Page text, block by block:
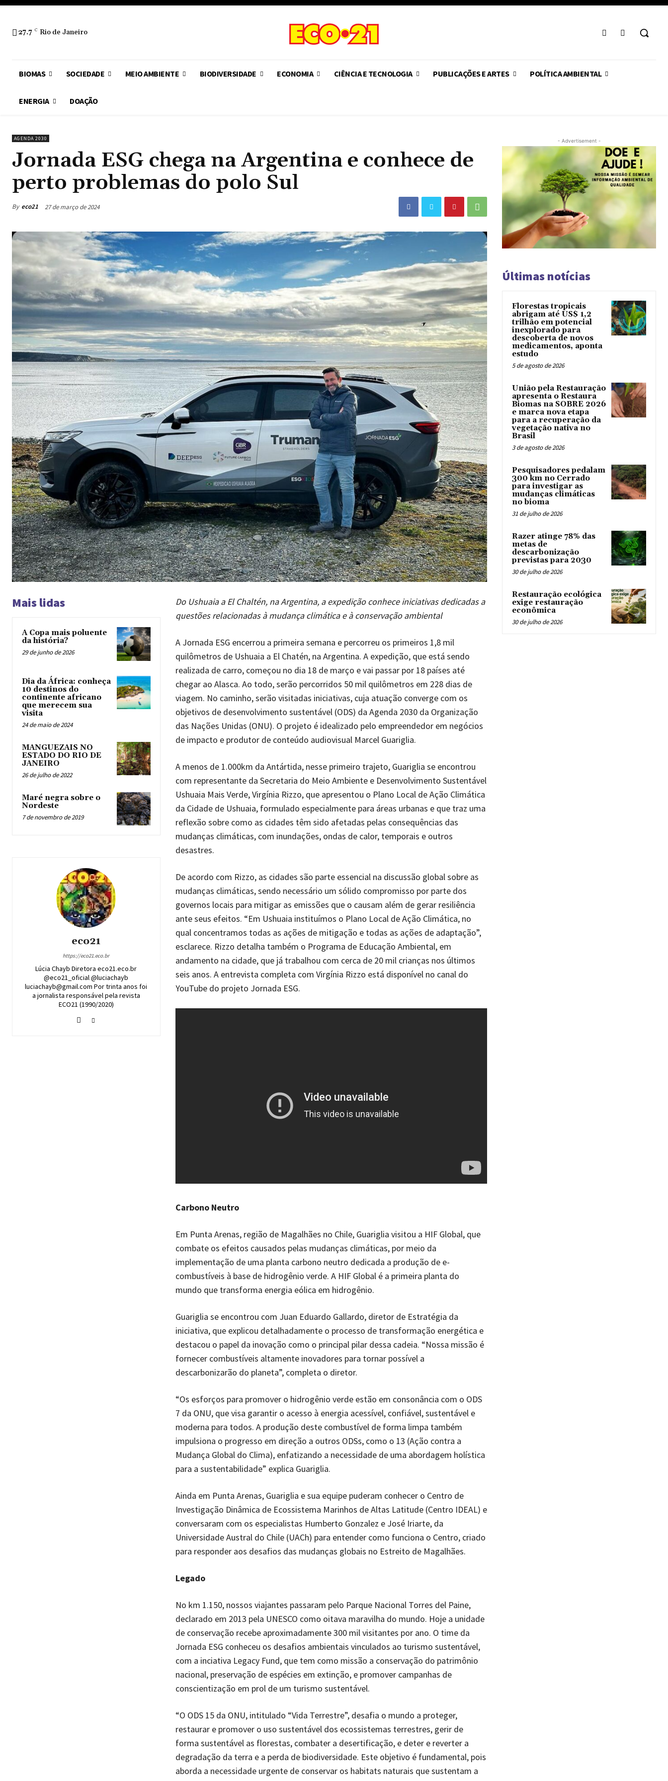
27.7 C Rio de Janeiro
BIOMAS SOCIEDADE MEIO AMBIENTE BIODIVERSIDADE ECONOMIA CIÊNCIA E TECNOLOGIA PUBLICAÇÕES E ARTES POLÍTICA AMBIENTAL
ENERGIA DOAÇÃO
AGENDA 2030
Jornada ESG chega na Argentina e conhece de
perto problemas do polo Sul
By eco21 27 de março de 2024
Mais lidas
A Copa mais poluente
da história?
29 de junho de 2026
Dia da África: conheça
10 destinos do
continente africano
que merecem sua
visita
24 de maio de 2024
MANGUEZAIS NO
ESTADO DO RIO DE
JANEIRO
26 de julho de 2022
Maré negra sobre o
Nordeste
7 de novembro de 2019
eco21
https://eco21.eco.br
Lúcia Chayb Diretora eco21.eco.br
@eco21_oficial @luciachayb
luciachayb@gmail.com Por trinta anos foi
a jornalista responsável pela revista
ECO21 (1990/2020)
Do Ushuaia a El Chaltén, na Argentina, a expedição conhece iniciativas dedicadas a
questões relacionadas à mudança climática e à conservação ambiental
A Jornada ESG encerrou a primeira semana e percorreu os primeiros 1,8 mil
quilômetros de Ushuaia a El Chatén, na Argentina. A expedição, que está sendo
realizada de carro, começou no dia 18 de março e vai passar por 18 países até
chegar ao Alasca. Ao todo, serão percorridos 50 mil quilômetros em 228 dias de
viagem. No caminho, serão visitadas iniciativas, cuja atuação converge com os
objetivos de desenvolvimento sustentável (ODS) da Agenda 2030 da Organização
das Nações Unidas (ONU). O projeto é idealizado pelo empreendedor em negócios
de impacto e produtor de conteúdo audiovisual Marcel Guariglia.
A menos de 1.000km da Antártida, nesse primeiro trajeto, Guariglia se encontrou
com representante da Secretaria do Meio Ambiente e Desenvolvimento Sustentável
Ushuaia Mais Verde, Virgínia Rizzo, que apresentou o Plano Local de Ação Climática
da Cidade de Ushuaia, formulado especialmente para áreas urbanas e que traz uma
reflexão sobre como as cidades têm sido afetadas pelas consequências das
mudanças climáticas, com inundações, ondas de calor, temporais e outros
desastres.
De acordo com Rizzo, as cidades são parte essencial na discussão global sobre as
mudanças climáticas, sendo necessário um sólido compromisso por parte dos
governos locais para mitigar as emissões que o causam além de gerar resiliência
ante seus efeitos. “Em Ushuaia instituímos o Plano Local de Ação Climática, no
qual concentramos todas as ações de mitigação e todas as ações de adaptação”,
esclarece. Rizzo detalha também o Programa de Educação Ambiental, em
andamento na cidade, que já trabalhou com cerca de 20 mil crianças nos últimos
seis anos. A entrevista completa com Virgínia Rizzo está disponível no canal do
YouTube do projeto Jornada ESG.
Carbono Neutro
Em Punta Arenas, região de Magalhães no Chile, Guariglia visitou a HIF Global, que
combate os efeitos causados pelas mudanças climáticas, por meio da
implementação de uma planta carbono neutro dedicada a produção de e-
combustíveis à base de hidrogênio verde. A HIF Global é a primeira planta do
mundo que transforma energia eólica em hidrogênio.
Guariglia se encontrou com Juan Eduardo Gallardo, diretor de Estratégia da
iniciativa, que explicou detalhadamente o processo de transformação energética e
destacou o papel da inovação como o principal pilar dessa cadeia. “Nossa missão é
fornecer combustíveis altamente inovadores para tornar possível a
descarbonizarão do planeta”, completa o diretor.
“Os esforços para promover o hidrogênio verde estão em consonância com o ODS
7 da ONU, que visa garantir o acesso à energia acessível, confiável, sustentável e
moderna para todos. A produção deste combustível de forma limpa também
impulsiona o progresso em direção a outros ODSs, como o 13 (Ação contra a
Mudança Global do Clima), enfatizando a necessidade de uma abordagem holística
para a sustentabilidade” explica Guariglia.
Ainda em Punta Arenas, Guariglia e sua equipe puderam conhecer o Centro de
Investigação Dinâmica de Ecossistema Marinhos de Altas Latitude (Centro IDEAL) e
conversaram com os especialistas Humberto Gonzalez e José Iriarte, da
Universidade Austral do Chile (UACh) para entender como funciona o Centro, criado
para responder aos desafios das mudanças globais no Estreito de Magalhães.
Legado
No km 1.150, nossos viajantes passaram pelo Parque Nacional Torres del Paine,
declarado em 2013 pela UNESCO como oitava maravilha do mundo. Hoje a unidade
de conservação recebe aproximadamente 300 mil visitantes por ano. O time da
Jornada ESG conheceu os desafios ambientais vinculados ao turismo sustentável,
com a inciativa Legacy Fund, que tem como missão a conservação do patrimônio
nacional, preservação de espécies em extinção, e promover campanhas de
conscientização em prol de um turismo sustentável.
“O ODS 15 da ONU, intitulado “Vida Terrestre”, desafia o mundo a proteger,
restaurar e promover o uso sustentável dos ecossistemas terrestres, gerir de
forma sustentável as florestas, combater a desertificação, e deter e reverter a
degradação da terra e a perda de biodiversidade. Este objetivo é fundamental, pois
aborda a necessidade urgente de conservar os habitats naturais que sustentam a
- Advertisement -
Últimas notícias
Florestas tropicais
abrigam até US$ 1,2
trilhão em potencial
inexplorado para
descoberta de novos
medicamentos, aponta
estudo
5 de agosto de 2026
União pela Restauração
apresenta o Restaura
Biomas na SOBRE 2026
e marca nova etapa
para a recuperação da
vegetação nativa no
Brasil
3 de agosto de 2026
Pesquisadores pedalam
300 km no Cerrado
para investigar as
mudanças climáticas
no bioma
31 de julho de 2026
Razer atinge 78% das
metas de
descarbonização
previstas para 2030
30 de julho de 2026
Restauração ecológica
exige restauração
econômica
30 de julho de 2026